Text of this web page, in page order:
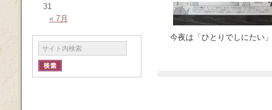
« 7月
31
今夜は「ひとりでしにたい